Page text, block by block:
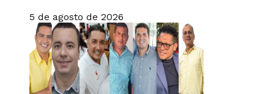
5 de agosto de 2026